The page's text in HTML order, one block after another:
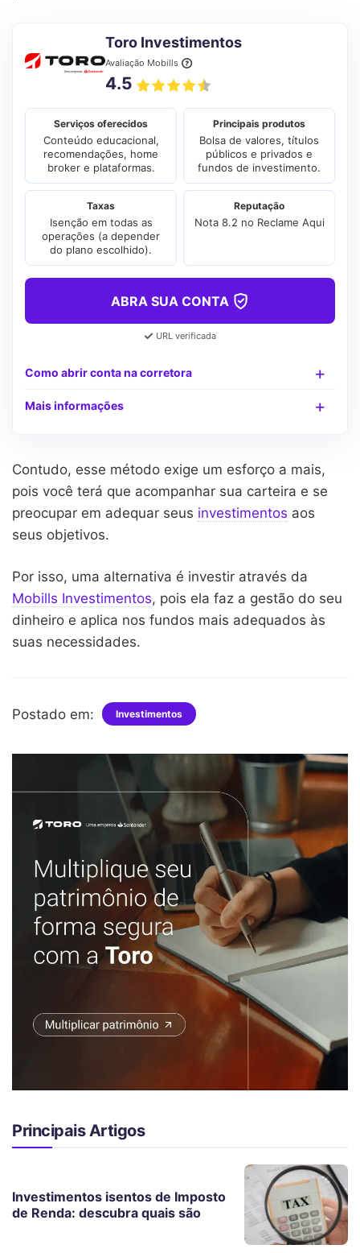
Toro Investimentos
Avaliação Mobills
4.5
Serviços oferecidos
Conteúdo educacional,
recomendações, home
broker e plataformas.
Principais produtos
Bolsa de valores, títulos
públicos e privados e
fundos de investimento.
Taxas
Isenção em todas as
operações (a depender
do plano escolhido).
Reputação
Nota 8.2 no Reclame Aqui
ABRA SUA CONTA
URL verificada
Como abrir conta na corretora
Mais informações
Contudo, esse método exige um esforço a mais,
pois você terá que acompanhar sua carteira e se
preocupar em adequar seus investimentos aos
seus objetivos.
Por isso, uma alternativa é investir através da
Mobills Investimentos, pois ela faz a gestão do seu
dinheiro e aplica nos fundos mais adequados às
suas necessidades.
Postado em: Investimentos
Principais Artigos
Investimentos isentos de Imposto
de Renda: descubra quais são